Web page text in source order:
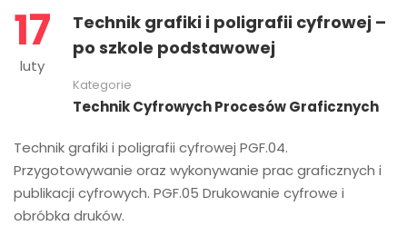
17
luty
Technik grafiki i poligrafii cyfrowej –
po szkole podstawowej
Kategorie
Technik Cyfrowych Procesów Graficznych
Technik grafiki i poligrafii cyfrowej PGF.04.
Przygotowywanie oraz wykonywanie prac graficznych i
publikacji cyfrowych. PGF.05 Drukowanie cyfrowe i
obróbka druków.